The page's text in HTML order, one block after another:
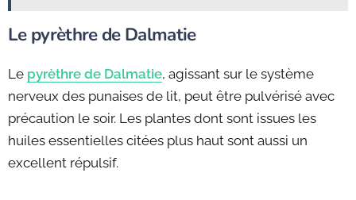
Le pyrèthre de Dalmatie
Le pyrèthre de Dalmatie, agissant sur le système
nerveux des punaises de lit, peut être pulvérisé avec
précaution le soir. Les plantes dont sont issues les
huiles essentielles citées plus haut sont aussi un
excellent répulsif.